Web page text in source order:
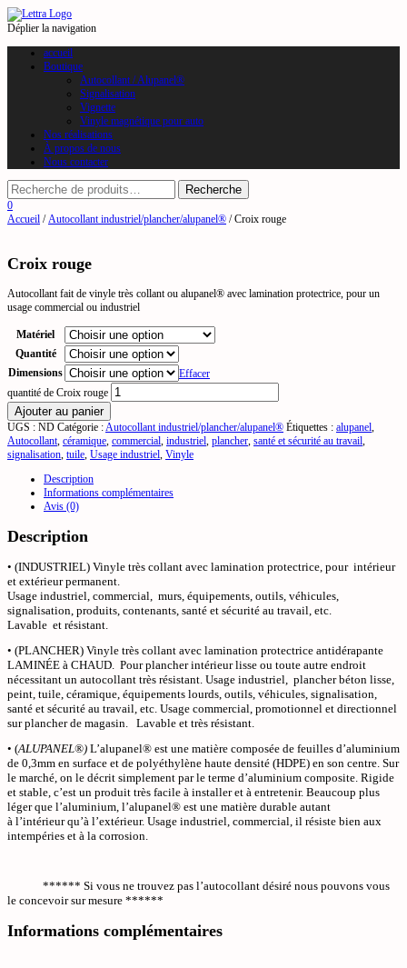
Déplier la navigation
accueil
Boutique
Autocollant / Alupanel®
Signalisation
Vignette
Vinyle magnétique pour auto
Nos réalisations
À propos de nous
Nous contacter
0
Accueil /Autocollant industriel/plancher/alupanel® / Croix rouge
Croix rouge
Autocollant fait de vinyle très collant ou alupanel® avec lamination protectrice, pour un
usage commercial ou industriel
Matériel
Quantité
Dimensions
Effacer
quantité de Croix rouge
Ajouter au panier
UGS : ND Catégorie :Autocollant industriel/plancher/alupanel® Étiquettes : alupanel,
Autocollant, céramique, commercial, industriel, plancher, santé et sécurité au travail,
signalisation, tuile, Usage industriel, Vinyle
Description
Informations complémentaires
Avis (0)
Description
• (INDUSTRIEL) Vinyle très collant avec lamination protectrice, pour intérieur
et extérieur permanent.
Usage industriel, commercial, murs, équipements, outils, véhicules,
signalisation, produits, contenants, santé et sécurité au travail, etc.
Lavable et résistant.
• (PLANCHER) Vinyle très collant avec lamination protectrice antidérapante
LAMINÉE à CHAUD. Pour plancher intérieur lisse ou toute autre endroit
nécessitant un autocollant très résistant. Usage industriel, plancher béton lisse,
peint, tuile, céramique, équipements lourds, outils, véhicules, signalisation,
santé et sécurité au travail, etc. Usage commercial, promotionnel et directionnel
sur plancher de magasin. Lavable et très résistant.
• (ALUPANEL®) L’alupanel® est une matière composée de feuilles d’aluminium
de 0,3mm en surface et de polyéthylène haute densité (HDPE) en son centre. Sur
le marché, on le décrit simplement par le terme d’aluminium composite. Rigide
et stable, c’est un produit très facile à installer et à entretenir. Beaucoup plus
léger que l’aluminium, l’alupanel® est une matière durable autant
à l’intérieur qu’à l’extérieur. Usage industriel, commercial, il résiste bien aux
intempéries et à la corrosion.
****** Si vous ne trouvez pas l’autocollant désiré nous pouvons vous
le concevoir sur mesure ******
Informations complémentaires